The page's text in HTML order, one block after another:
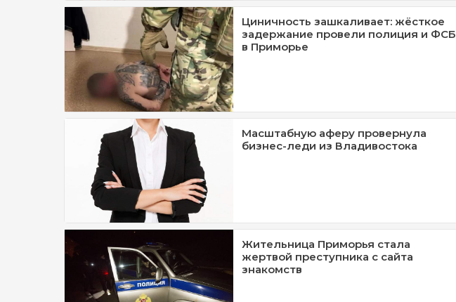
Циничность зашкаливает: жёсткое
задержание провели полиция и ФСБ
в Приморье
Масштабную аферу провернула
бизнес-леди из Владивостока
Жительница Приморья стала
жертвой преступника с сайта
знакомств